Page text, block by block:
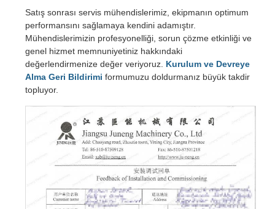
Satış sonrası servis mühendislerimiz, ekipmanın optimum
performansını sağlamaya kendini adamıştır.
Mühendislerimizin profesyonelliği, sorun çözme etkinliği ve
genel hizmet memnuniyetiniz hakkındaki
değerlendirmenize değer veriyoruz. Kurulum ve Devreye
Alma Geri Bildirimi formumuzu doldurmanız büyük takdir
topluyor.